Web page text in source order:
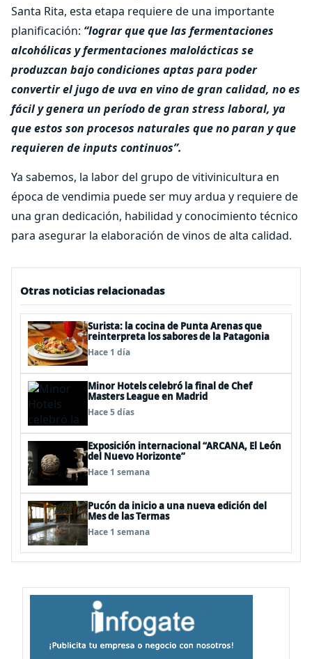
Santa Rita, esta etapa requiere de una importante
planificación: “lograr que que las fermentaciones
alcohólicas y fermentaciones malolácticas se
produzcan bajo condiciones aptas para poder
convertir el jugo de uva en vino de gran calidad, no es
fácil y genera un período de gran stress laboral, ya
que estos son procesos naturales que no paran y que
requieren de inputs continuos”.
Ya sabemos, la labor del grupo de vitivinicultura en
época de vendimia puede ser muy ardua y requiere de
una gran dedicación, habilidad y conocimiento técnico
para asegurar la elaboración de vinos de alta calidad.
Otras noticias relacionadas
Surista: la cocina de Punta Arenas que
reinterpreta los sabores de la Patagonia
Hace 1 día
Minor Hotels celebró la final de Chef
Masters League en Madrid
Hace 5 días
Exposición internacional “ARCANA, El León
del Nuevo Horizonte”
Hace 1 semana
Pucón da inicio a una nueva edición del
Mes de las Termas
Hace 1 semana